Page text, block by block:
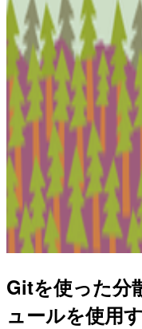
Gitを使った分
ュールを使用